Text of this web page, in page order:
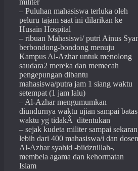
militer
– Puluhan mahasiswa terluka oleh
peluru tajam saat ini dilarikan ke
Husain Hospital
– ribuan Mahasiswi/ putri Ainus
berbondong-bondong menuju
Kampus Al-Azhar untuk menolong
saudara2 mereka dan memecah
pengepungan dibantu
mahasiswa/putra jam 1 siang waktu
setempat (1 jam lalu)
– Al-Azhar mengumumkan
diundurnya waktu ujian sampai batas
waktu yg tidakÂ ditentukan
– sejak kudeta militer sampai
lebih dari 400 mahasiswa/i dan dosen
Al-Azhar syahid -biidznillah-,
membela agama dan kehormatan
Islam